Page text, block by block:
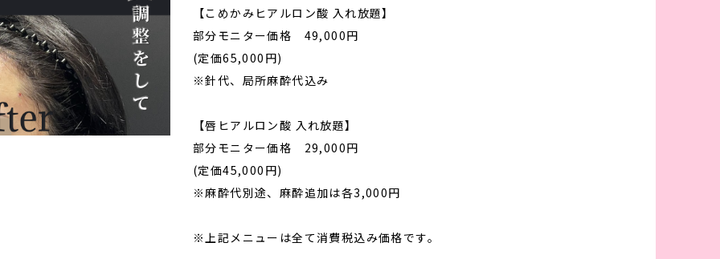
【こめかみヒアルロン酸 入れ放題】
部分モニター価格 49,000円
(定価65,000円)
※針代、局所麻酔代込み
【唇ヒアルロン酸 入れ放題】
部分モニター価格 29,000円
(定価45,000円)
※麻酔代別途、麻酔追加は各3,000円
※上記メニューは全て消費税込み価格です。